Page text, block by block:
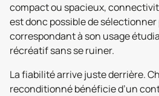
compact ou spacieux,
est donc possible de
correspondant à son usage
récréatif sans se ruiner.
La fiabilité arrive juste derrière.
reconditionné bénéficie d’un